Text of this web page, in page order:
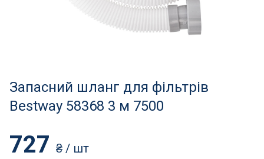
Атракціони для відпочинку
Запасний шланг для фільтрів
Bestway 58368 3 м 7500
727 ₴ / шт